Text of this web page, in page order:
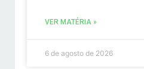
VER MATÉRIA »
6 de agosto de 2026